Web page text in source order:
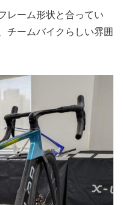
レーム形状と合ってい
チームバイクらしい雰囲